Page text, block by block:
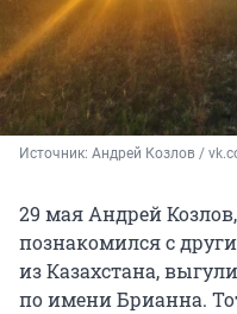
Источник: Андрей Козлов /
29 мая Андрей
познакомился с
из Казахстана,
по имени Брианна.